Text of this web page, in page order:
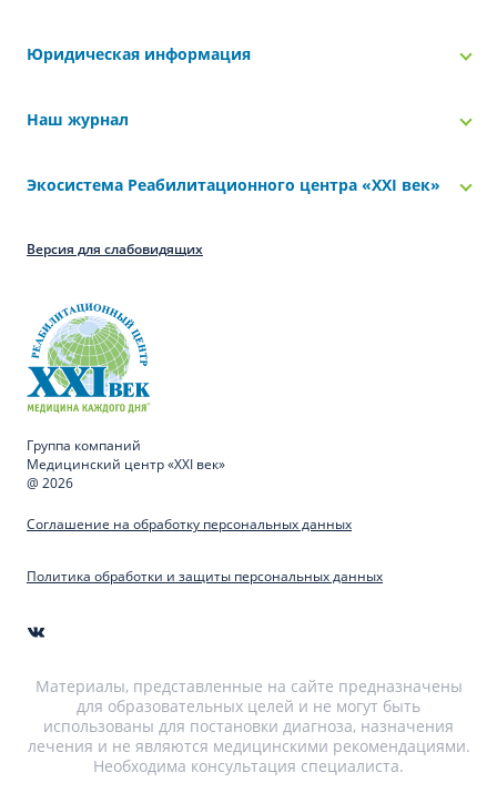
Юридическая информация
Наш журнал
Экосистема Реабилитационного центра «‎XXI век»
Версия для слабовидящих
Группа компаний
Медицинский центр «XXI век»
@ 2026
Соглашение на обработку персональных данных
Политика обработки и защиты персональных данных
Материалы, представленные на сайте предназначены
для образовательных целей и не могут быть
использованы для постановки диагноза, назначения
лечения и не являются медицинскими рекомендациями.
Необходима консультация специалиста.